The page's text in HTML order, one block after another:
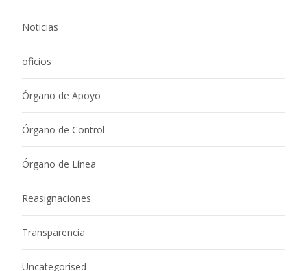
Noticias
oficios
Órgano de Apoyo
Órgano de Control
Órgano de Línea
Reasignaciones
Transparencia
Uncategorised